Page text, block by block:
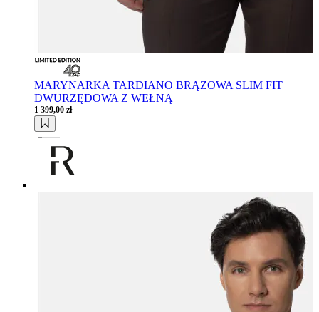
MARYNARKA TARDIANO BRĄZOWA SLIM FIT
DWURZĘDOWA Z WEŁNĄ
1 399,00 zł